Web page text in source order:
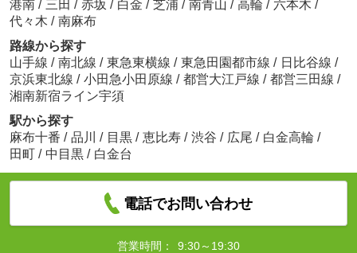
港南 / 三田 / 赤坂 / 白金 / 芝浦 / 南青山 / 高輪 / 六本木 /
代々木 / 南麻布
路線から探す
山手線 / 南北線 / 東急東横線 / 東急田園都市線 / 日比谷線 /
京浜東北線 / 小田急小田原線 / 都営大江戸線 / 都営三田線 /
湘南新宿ライン宇須
駅から探す
麻布十番 / 品川 / 目黒 / 恵比寿 / 渋谷 / 広尾 / 白金高輪 /
田町 / 中目黒 / 白金台
電話でお問い合わせ
営業時間：
9:30～19:30